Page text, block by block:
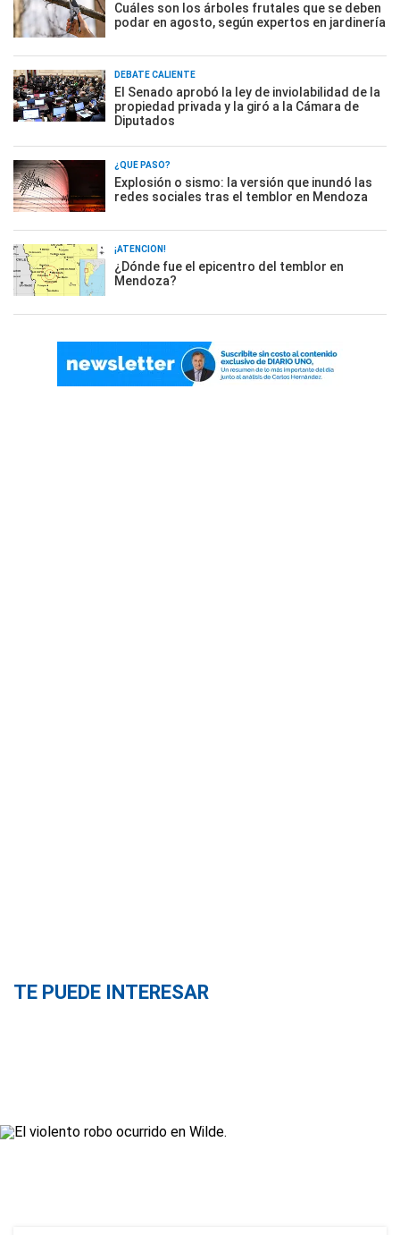
Cuáles son los árboles frutales que se deben
podar en agosto, según expertos en jardinería
DEBATE CALIENTE
El Senado aprobó la ley de inviolabilidad de la
propiedad privada y la giró a la Cámara de
Diputados
¿QUÉ PASÓ?
Explosión o sismo: la versión que inundó las
redes sociales tras el temblor en Mendoza
¡ATENCIÓN!
¿Dónde fue el epicentro del temblor en
Mendoza?
TE PUEDE INTERESAR